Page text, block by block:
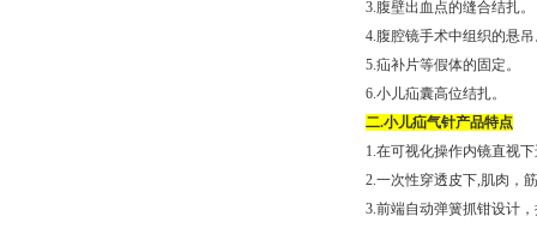
3.腹壁出血点的缝合结扎。
4.腹腔镜手术中组织的悬
5.疝补片等假体的固定。
6.小儿疝囊高位结扎。
二.小儿疝气针产品特点
1.在可视化操作内镜直视
2.一次性穿透皮下,肌肉，
3.前端自动弹簧抓钳设计